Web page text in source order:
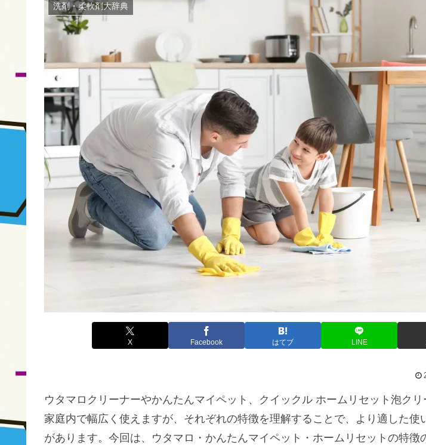
洗剤・柔軟剤大辞典
X Facebook はてブ LINE
ウタマロクリーナーやかんたんマイペット、クイックル ホームリセット泡クリ
家庭内で幅広く使えますが、それぞれの特徴を理解することで、より適した使
があります。今回は、ウタマロ・かんたんマイペット・ホームリセットの特徴